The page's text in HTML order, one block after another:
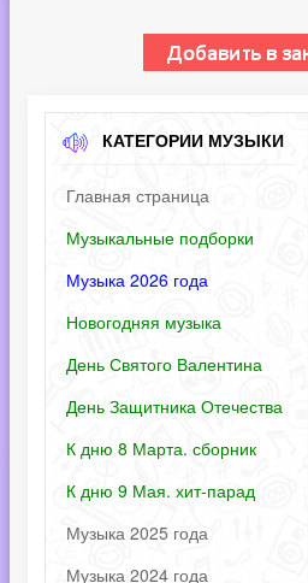
КАТЕГОРИИ МУЗЫКИ
Главная страница
Музыкальные подборки
Музыка 2026 года
Новогодняя музыка
День Святого Валентина
День Защитника Отечества
К дню 8 Марта. сборник
К дню 9 Мая. хит-парад
Музыка 2025 года
Музыка 2024 года